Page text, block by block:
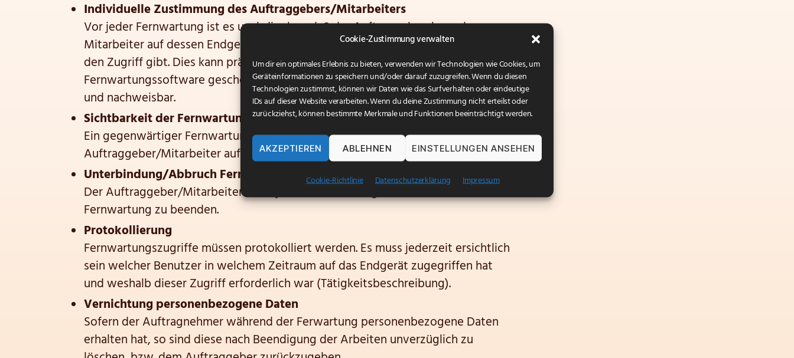
Cookie-Zustimmung verwalten
Um dir ein optimales Erlebnis zu bieten, verwenden wir Technologien wie Cookies, um
Geräteinformationen zu speichern und/oder darauf zuzugreifen. Wenn du diesen
Technologien zustimmst, können wir Daten wie das Surfverhalten oder eindeutige
IDs auf dieser Website verarbeiten. Wenn du deine Zustimmung nicht erteilst oder
zurückziehst, können bestimmte Merkmale und Funktionen beeinträchtigt werden.
AKZEPTIEREN ABLEHNEN EINSTELLUNGEN ANSEHEN
Cookie-Richtlinie Datenschutzerklärung Impressum
Individuelle Zustimmung des Auftraggebers/Mitarbeiters
Vor jeder Fernwartung ist es unabdingbar, daß der Auftraggeber, bzw. der
Mitarbeiter auf dessen Endgerät zugegriffen werden soll seine Zustimmung für
den Zugriff gibt. Dies kann präferiert über ein Hinweisfenster der
Fernwartungssoftware geschehen, oder anderweitig, dann aber dokumentiert
und nachweisbar.
Sichtbarkeit der Fernwartung
Ein gegenwärtiger Fernwartungszugriff muss jederzeit für den
Auftraggeber/Mitarbeiter auf dem Endgerät erkennbar sein.
Unterbindung/Abbruch Fernwartung
Der Auftraggeber/Mitarbeiter muss jederzeit in der Lage sein eine laufende
Fernwartung zu beenden.
Protokollierung
Fernwartungszugriffe müssen protokolliert werden. Es muss jederzeit ersichtlich
sein welcher Benutzer in welchem Zeitraum auf das Endgerät zugegriffen hat
und weshalb dieser Zugriff erforderlich war (Tätigkeitsbeschreibung).
Vernichtung personenbezogene Daten
Sofern der Auftragnehmer während der Ferwartung personenbezogene Daten
erhalten hat, so sind diese nach Beendigung der Arbeiten unverzüglich zu